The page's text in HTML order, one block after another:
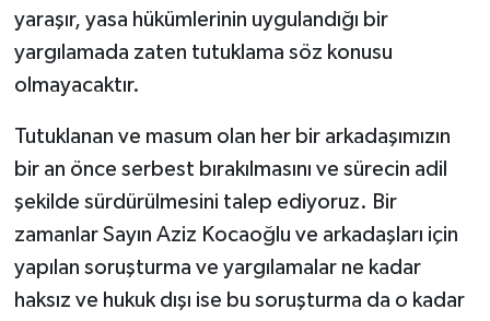
yaraşır, yasa hükümlerinin uygulandığı bir
yargılamada zaten tutuklama söz konusu
olmayacaktır.
Tutuklanan ve masum olan her bir arkadaşımızın
bir an önce serbest bırakılmasını ve sürecin adil
şekilde sürdürülmesini talep ediyoruz. Bir
zamanlar Sayın Aziz Kocaoğlu ve arkadaşları için
yapılan soruşturma ve yargılamalar ne kadar
haksız ve hukuk dışı ise bu soruşturma da o kadar